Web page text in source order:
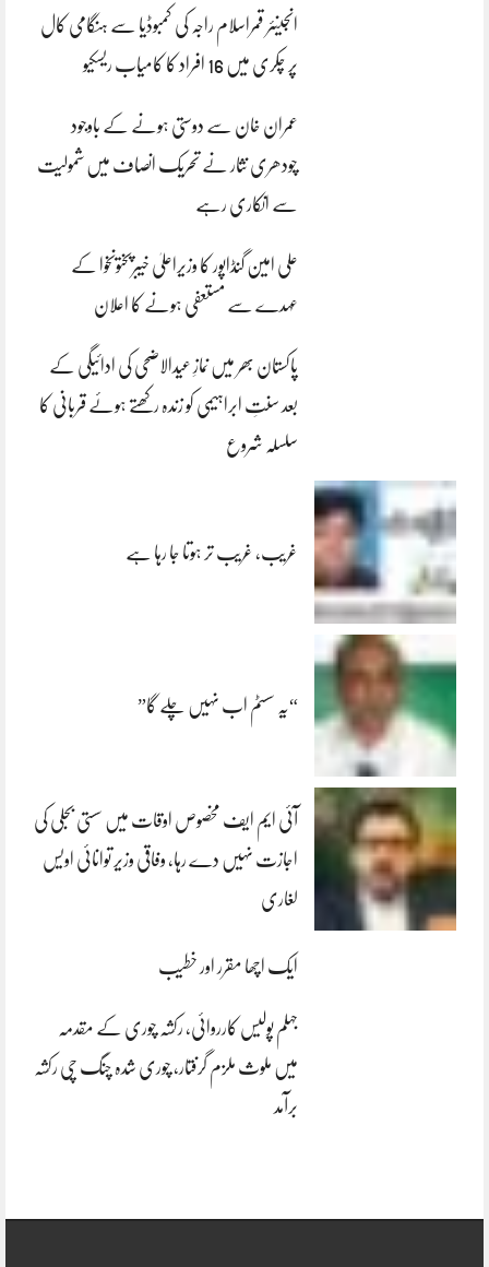
انجینئر قمراسلام راجہ کی کمبوڈیا سے ہنگامی کال
پر چکری میں 16 افراد کا کامیاب ریسکیو
عمران خان سے دوستی ہونے کے باوجود
چودھری نثار نے تحریک انصاف میں شمولیت
سے انکاری رہے
علی امین گنڈاپور کا وزیراعلیٰ خیبرپختونخوا کے
عہدے سے مستعفی ہونے کا اعلان
پاکستان بھر میں نمازِ عیدالاضحی کی ادائیگی کے
بعد سنتِ ابراہیمی کو زندہ رکھتے ہوئے قربانی کا
سلسلہ شروع
غریب، غریب تر ہوتا جا رہا ہے
“یہ سسٹم اب نہیں چلے گا”
آئی ایم ایف مخصوص اوقات میں سستی بجلی کی
اجازت نہیں دے رہا، وفاقی وزیر توانائی اویس
لغاری
ایک اچھا مقرر اور خطیب
جہلم پولیس کارروائی، رکشہ چوری کے مقدمہ
میں ملوث ملزم گرفتار، چوری شدہ چنگ چی رکشہ
برآمد